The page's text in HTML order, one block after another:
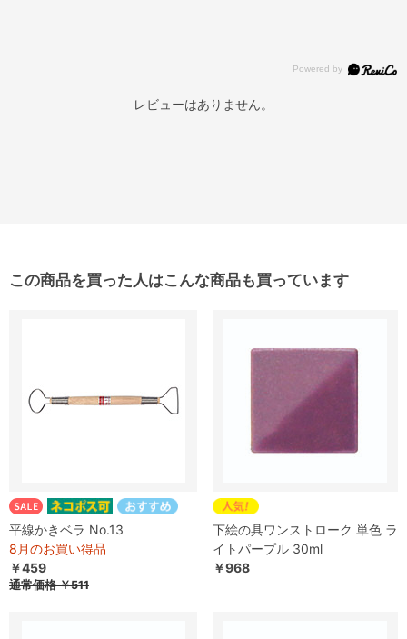
レビューはありません。
この商品を買った人はこんな商品も買っています
平線かきベラ No.13
8月のお買い得品
￥459
通常価格￥511
下絵の具ワンストローク 単色 ラ
イトパープル 30ml
￥968